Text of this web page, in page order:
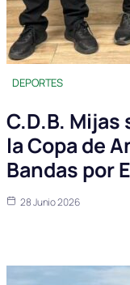
DEPORTES
C.D.B. Mijas
la Copa de
Bandas por
28 Junio 2026